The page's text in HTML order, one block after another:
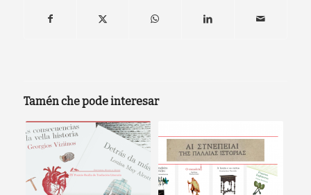
Tamén che pode interesar